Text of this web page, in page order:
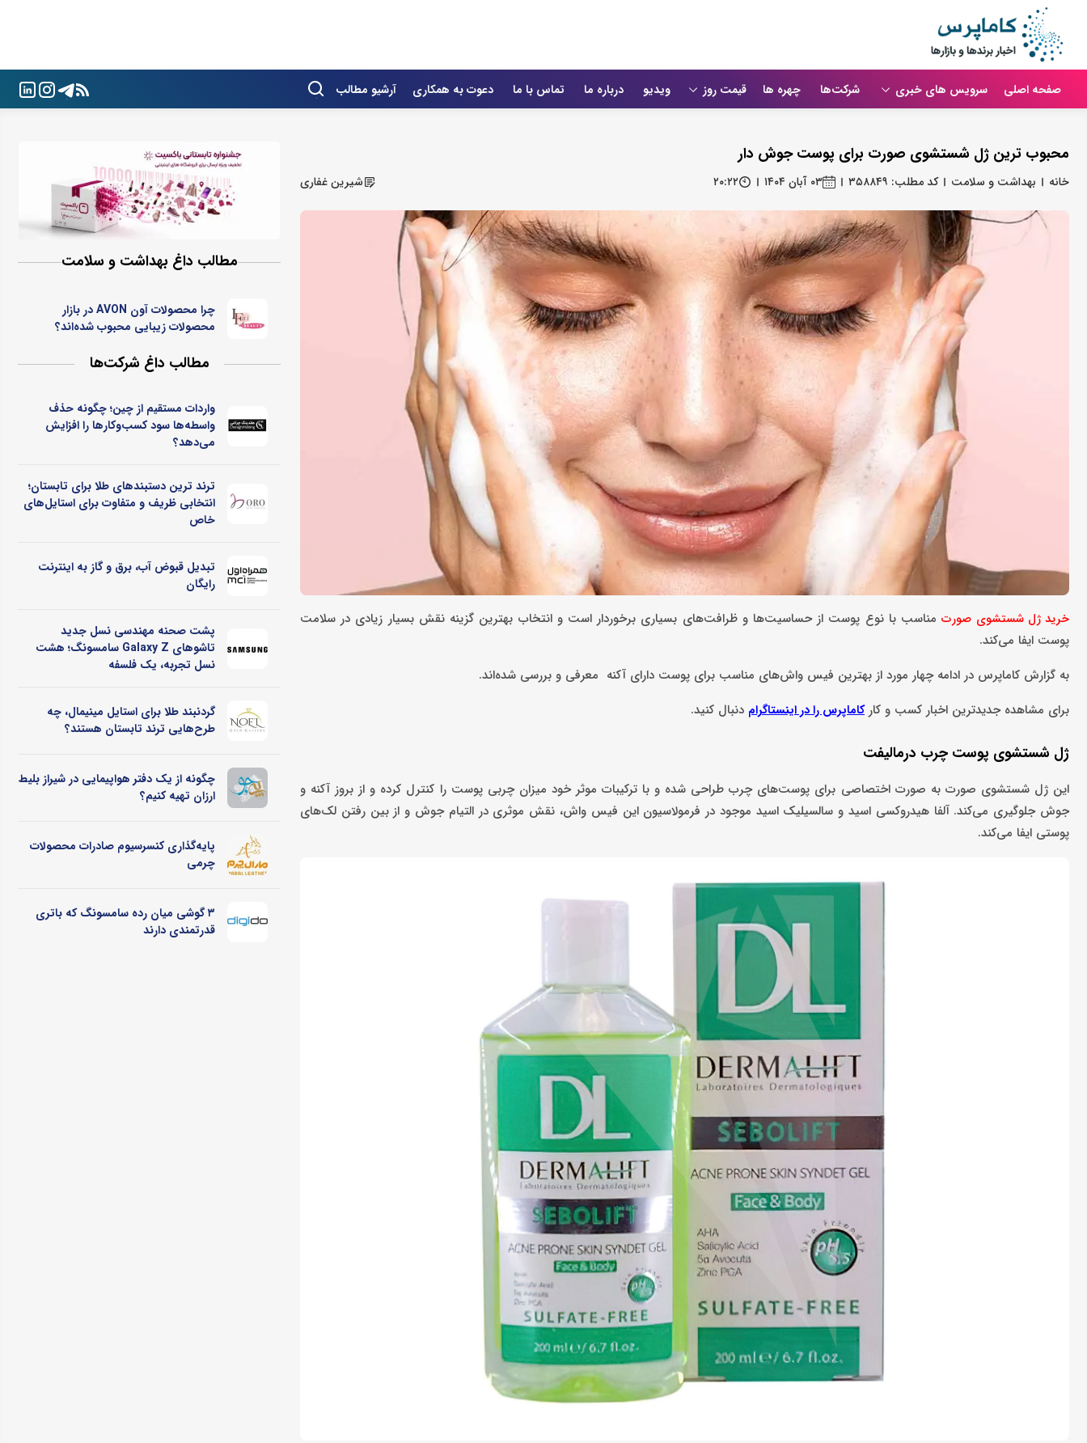
صفحه اصلی سرویس های خبری شرکت‌ها چهره ها قیمت روز ویدیو درباره ما تماس با ما دعوت به همکاری آرشیو مطالب
محبوب ترین ژل شستشوی صورت برای پوست جوش دار
خانه بهداشت و سلامت کد مطلب: ۳۵۸۸۴۹ ۰۳ آبان ۱۴۰۴ ۲۰:۲۲ شیرین غفاری
خرید ژل شستشوی صورتمناسب با نوع پوست از حساسیت‌ها و ظرافت‌های بسیاری برخوردار است و انتخاب بهترین گزینه نقش بسیار زیادی در سلامت
پوست ایفا می‌کند.
به گزارش کاماپرس در ادامه چهار مورد از بهترین فیس واش‌های مناسب برای پوست‌‌ دارای آکنه معرفی و بررسی شده‌اند.
برای مشاهده جدیدترین اخبار کسب و کارکاماپرس را در اینستاگرام دنبال کنید.
ژل شستشوی پوست‌ چرب درمالیفت
این ژل شستشوی صورت به صورت اختصاصی برای پوست‌های چرب طراحی شده و با ترکیبات موثر خود میزان چربی پوست را کنترل کرده و از بروز آکنه و
جوش جلوگیری می‌کند. آلفا هیدروکسی اسید و سالسیلیک اسید موجود در فرمولاسیون این فیس واش، نقش موثری در التیام جوش‌ و از بین رفتن لک‌های
پوستی ایفا می‌کند.
مطالب داغ بهداشت و سلامت
چرا محصولات آون AVON در بازار
محصولات زیبایی محبوب شده‌اند؟
مطالب داغ شرکت‌ها
واردات مستقیم از چین؛ چگونه حذف
واسطه‌ها سود کسب‌وکارها را افزایش
می‌دهد؟
ترند ترین دستبندهای طلا برای تابستان؛
انتخابی ظریف و متفاوت برای استایل‌های
خاص
تبدیل قبوض آب، برق و گاز به اینترنت
رایگان
پشت صحنه مهندسی نسل جدید
تاشوهای Galaxy Z سامسونگ؛ هشت
نسل تجربه، یک فلسفه
گردنبند طلا برای استایل مینیمال، چه
طرح‌هایی ترند تابستان هستند؟
چگونه از یک دفتر هواپیمایی در شیراز بلیط
ارزان تهیه کنیم؟
پایه‌گذاری کنسرسیوم صادرات محصولات
چرمی
۳ گوشی میان رده سامسونگ که باتری
قدرتمندی دارند